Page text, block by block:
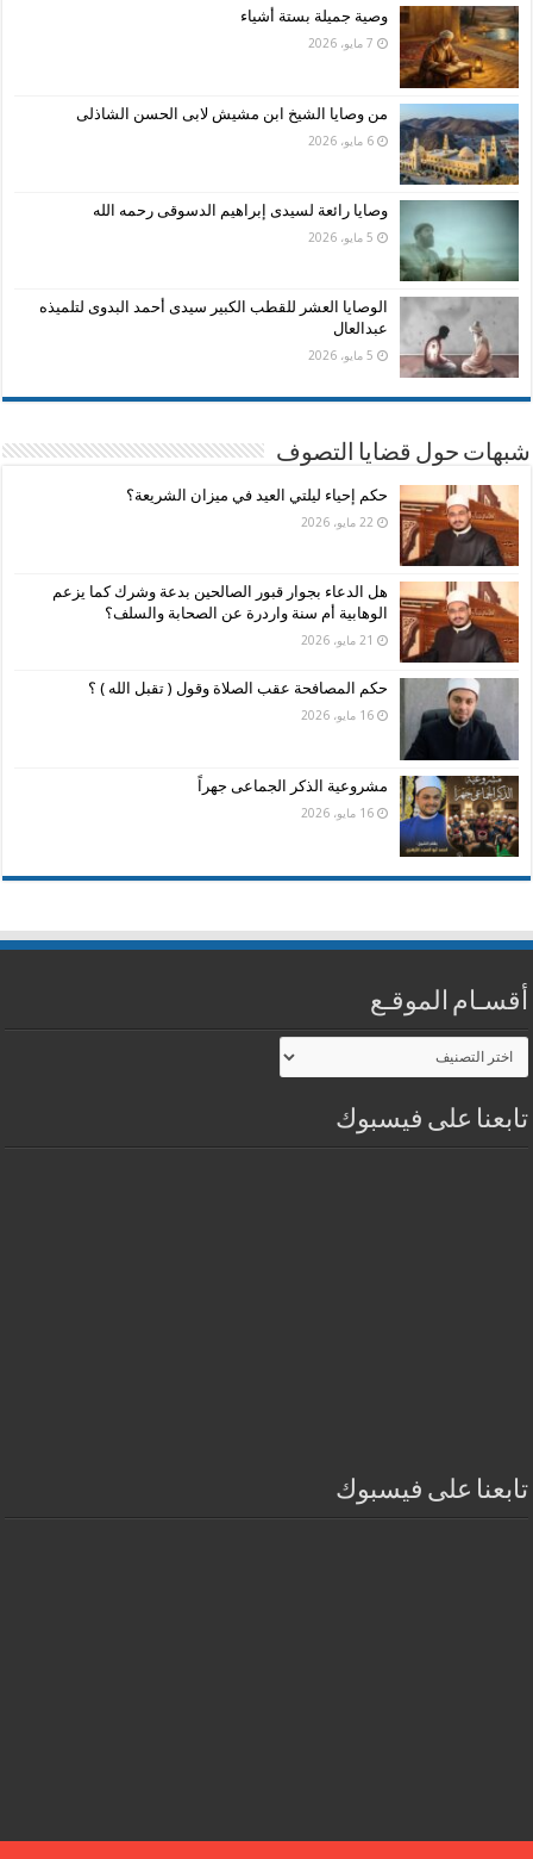
وصية جميلة بستة أشياء
7 مايو، 2026
من وصايا الشيخ ابن مشيش لابى الحسن الشاذلى
6 مايو، 2026
وصايا رائعة لسيدى إبراهيم الدسوقى رحمه الله
5 مايو، 2026
الوصايا العشر للقطب الكبير سيدى أحمد البدوى لتلميذه
عبدالعال
5 مايو، 2026
شبهات حول قضايا التصوف
حكم إحياء ليلتي العيد في ميزان الشريعة؟
22 مايو، 2026
هل الدعاء بجوار قبور الصالحين بدعة وشرك كما يزعم
الوهابية أم سنة واردرة عن الصحابة والسلف؟
21 مايو، 2026
حكم المصافحة عقب الصلاة وقول ( تقبل الله ) ؟
16 مايو، 2026
مشروعية الذكر الجماعى جهراً
16 مايو، 2026
أقسـام الموقـع
أقسـام
الموقـع
تابعنا على فيسبوك
تابعنا على فيسبوك